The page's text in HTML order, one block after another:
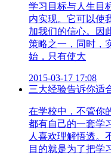
学习目标与人生目
内实现。它可以使
加我们的信心。因
策略之一，同时，
始，只有使大
2015-03-17 17:08
三大经验告诉你适
在学校中，不管你
都有自己的一套学
人喜欢理解悟透。
目的就是为了把学